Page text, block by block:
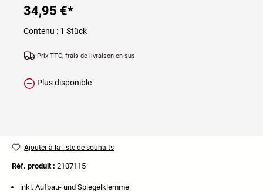
34,95 €*
Contenu : 1 Stück
Prix TTC, frais de livraison en sus
Plus disponible
Ajouter à la liste de souhaits
Réf. produit : 2107115
inkl. Aufbau- und Spiegelklemme